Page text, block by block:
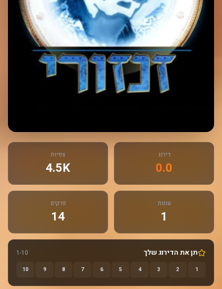
דירוג
0.0
צפיות
4.5K
עונות
1
פרקים
14
תן את הדירוג שלך 1-10
1
2
3
4
5
6
7
8
9
10